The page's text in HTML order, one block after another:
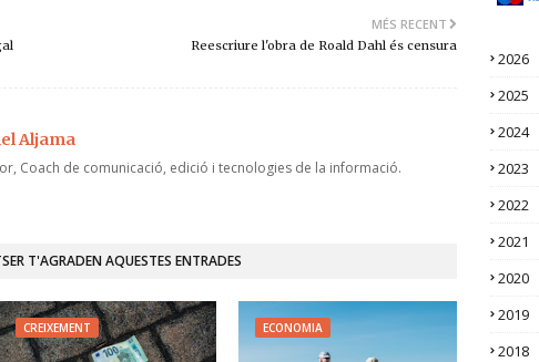
MÉS RECENT
Reescriure l'obra de Roald Dahl és censura
Aljama
Coach de comunicació, edició i tecnologies de la informació.
T'AGRADEN AQUESTES ENTRADES
CREIXEMENT ECONOMIA
2026
2025
2024
2023
2022
2021
2020
2019
2018